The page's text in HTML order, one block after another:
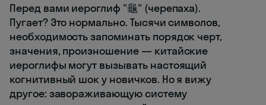
Перед вами иероглиф "龜" (черепаха).
Пугает? Это нормально. Тысячи символов,
необходимость запоминать порядок черт,
значения, произношение — китайские
иероглифы могут вызывать настоящий
когнитивный шок у новичков. Но я вижу
другое: завораживающую систему